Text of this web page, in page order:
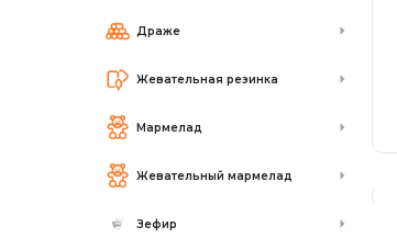
Драже
Жевательная резинка
Мармелад
Жевательный мармелад
Зефир